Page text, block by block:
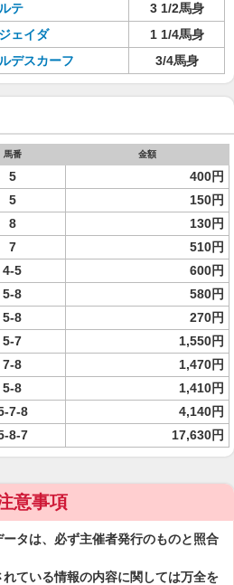
テ
3 1/2馬身
ェイダ
1 1/4馬身
デスカーフ 3/4馬身
馬番 金額
5 400円
5
150円
8
130円
7
510円
4-5
600円
5-8 580円
5-8
270円
5-7
1,550円
7-8
1,470円
5-8
1,410円
7-8
4,140円
8-7 17,630円
意事項
タは、必ず主催者発行のものと照合
ている情報の内容に関しては万全を